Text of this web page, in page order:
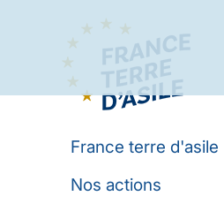
France terre d'asile
Nos actions